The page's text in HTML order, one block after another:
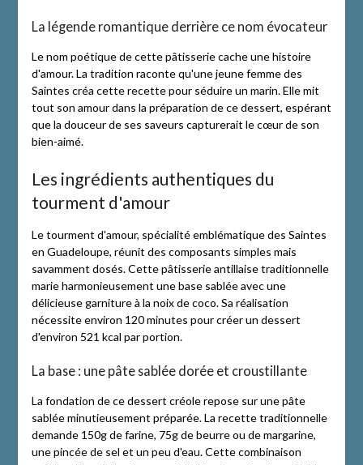
La légende romantique derrière ce nom évocateur
Le nom poétique de cette pâtisserie cache une histoire
d'amour. La tradition raconte qu'une jeune femme des
Saintes créa cette recette pour séduire un marin. Elle mit
tout son amour dans la préparation de ce dessert, espérant
que la douceur de ses saveurs capturerait le cœur de son
bien-aimé.
Les ingrédients authentiques du
tourment d'amour
Le tourment d'amour, spécialité emblématique des Saintes
en Guadeloupe, réunit des composants simples mais
savamment dosés. Cette pâtisserie antillaise traditionnelle
marie harmonieusement une base sablée avec une
délicieuse garniture à la noix de coco. Sa réalisation
nécessite environ 120 minutes pour créer un dessert
d'environ 521 kcal par portion.
La base : une pâte sablée dorée et croustillante
La fondation de ce dessert créole repose sur une pâte
sablée minutieusement préparée. La recette traditionnelle
demande 150g de farine, 75g de beurre ou de margarine,
une pincée de sel et un peu d'eau. Cette combinaison